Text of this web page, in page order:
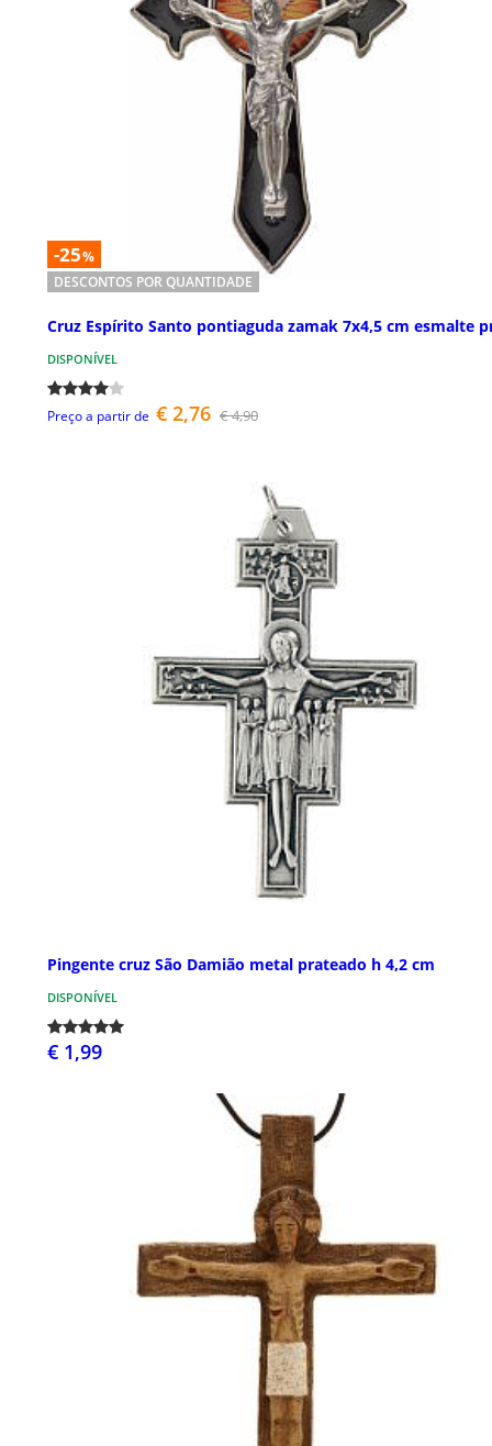
-25%
DESCONTOS POR QUANTIDADE
Cruz Espírito Santo pontiaguda zamak 7x4,5 cm esmalte
DISPONÍVEL
Preço a partir de € 2,76 € 4,90
Pingente cruz São Damião metal prateado h 4,2 cm
DISPONÍVEL
€ 1,99